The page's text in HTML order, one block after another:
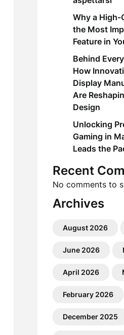
Why a High-
the Most
Feature in
Behind
How
Display
Are
Design
Unlocking
Gaming in
Leads the
Recent
No comments to
Archives
August 2026
June 2026
April 2026
February 2026
December 2025